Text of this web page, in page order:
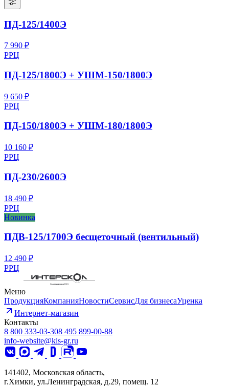
ПД-125/1400Э
7 990 ₽
РРЦ
ПД-125/1800Э + УШМ-150/1800Э
9 650 ₽
РРЦ
ПД-150/1800Э + УШМ-180/1800Э
10 160 ₽
РРЦ
ПД-230/2600Э
18 490 ₽
РРЦ
Новинка
ПДВ-125/1700Э бесщеточный (вентильный)
12 490 ₽
РРЦ
Меню
ПродукцияКомпанияНовостиСервисДля бизнесаУценка
Интернет-магазин
Контакты
8 800 333-03-308 495 899-00-88
info-website@kls-gr.ru
141402, Московская область,
г.Химки, ул.Ленинградская, д.29, помещ. 12